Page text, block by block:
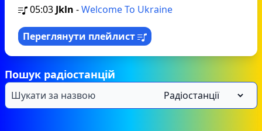
05:03 Jkln -Welcome To Ukraine
Переглянути плейлист
Пошук радіостанцій